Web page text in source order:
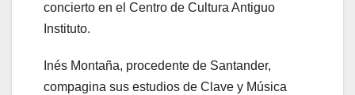
concierto en el Centro de Cultura Antiguo
Instituto.
Inés Montaña, procedente de Santander,
compagina sus estudios de Clave y Música